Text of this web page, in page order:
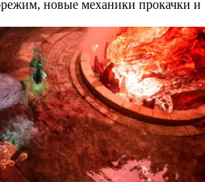
новые механики прокачки и